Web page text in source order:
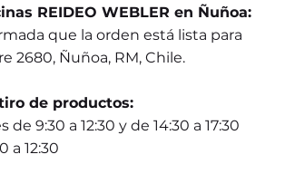
REIDEO WEBLER en Ñuñoa:
que la orden está lista para
2680, Ñuñoa, RM, Chile.
de productos:
de 9:30 a 12:30 y de 14:30 a 17:30
a 12:30